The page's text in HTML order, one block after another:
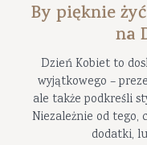
By pięknie
na
Dzień Kobiet to
wyjątkowego –
ale także podkreśli
Niezależnie od tego,
dodatki,